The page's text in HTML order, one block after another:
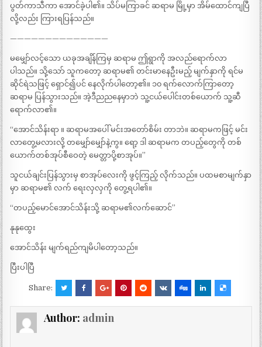
ပွတ်ကာသီကာ အောင်ခဲ့ပါ၏။ သိပ်မကြာခင် ဆရာမ မြို့မှာ အိမ်ထောင်ကျပြီ
လို့လည်း ကြားရပြန်သည်။
——————————————
မမျှော်လင့်သော ယခုအချိန်ကြမှ ဆရာမ ဤရွာကို အလည်ရောက်လာ
ပါသည်။ သို့သော် သူကတော့ ဆရာမ၏ တင်းမာနေဦးမည့် မျက်နှာကို ရင်မ
ဆိုင်ရဲသဖြင့် ရှောင်၍ပင် နေလိုက်ပါတော့၏။ ၁၀ ရက်လောက်ကြာတော့
ဆရာမ ပြန်သွားသည်။ အဲ့ဒီညညနေမှာဘဲ သူ့ငယ်ပေါင်းတစ်ယောက် သူ့ဆီ
ရောက်လာ၏။
“အောင်သိန်းရာ ။ ဆရာမအပေါ် မင်းအတော်စိမ်း တာဘဲ။ ဆရာမကဖြင့် မင်း
လာတွေ့မလားလို့ တမျှော်မျှော်နဲ့ကွ။ ရော့ ဒါ ဆရာမက တပည့်တွေကို တစ်
ယောက်တစ်အုပ်စီဝေတဲ့ မေတ္တာပို့စာအုပ်။”
သူငယ်ချင်းပြန်သွားမှ စာအုပ်လေးကို ဖွင့်ကြည့် လိုက်သည်။ ပထမစာမျက်နှာ
မှာ ဆရာမ၏ လက် ရေးလှလှကို တွေ့ရပါ၏။
“တပည့်မောင်အောင်သိန်းသို့ ဆရာမ၏လက်ဆောင်”
နုနုထွေး
အောင်သိန်း မျက်ရည်ကျမိပါတော့သည်။
ပြီးပါပြီ
Share:
Author: admin